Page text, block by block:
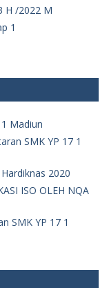
H /2022 M
1
Madiun
SMK YP 17 1
2020
ISO OLEH NQA
SMK YP 17 1